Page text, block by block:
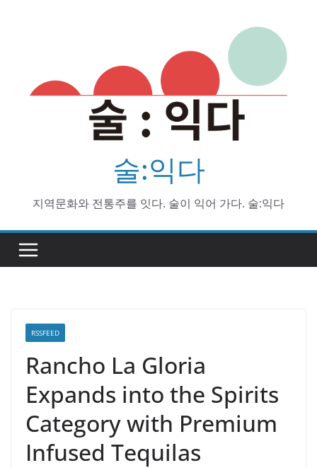
술:익다
지역문화와 전통주를 잇다. 술이 익어 가다. 술:익다
RSSFEED
Rancho La Gloria
Expands into the Spirits
Category with Premium
Infused Tequilas